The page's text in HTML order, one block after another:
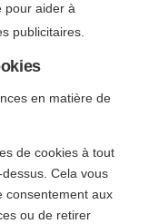
pour aider à
publicitaires.
en matière de
de cookies à tout
Cela vous
consentement aux
ou de retirer